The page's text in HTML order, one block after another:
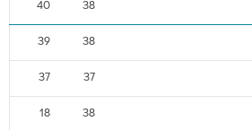
38
40
38
39
37
37
38
18